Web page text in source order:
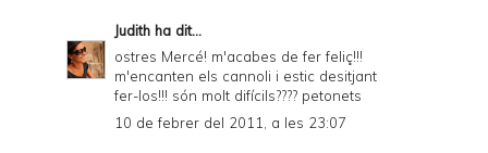
Judith ha dit...
ostres Mercé! m'acabes de fer feliç!!!
m'encanten els cannoli i estic desitjant
fer-los!!! són molt difícils???? petonets
10 de febrer del 2011, a les 23:07